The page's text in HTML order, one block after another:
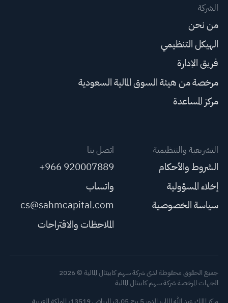
الشركة
من نحن
الهيكل التنظيمي
فريق الإدارة
مرخصة من هيئة السوق المالية السعودية
مركز المساعدة
التشريعية والتنظيمية
الشروط والأحكام
إخلاء المسؤولية
سياسة الخصوصية
اتصل بنا
+966 920007889
واتساب
cs@sahmcapital.com
الملاحظات والاقتراحات
جميع الحقوق محفوظة لدى شركة سهم كابيتال المالية © 2026
الجهات المرخصة شركة سهم كابيتال المالية